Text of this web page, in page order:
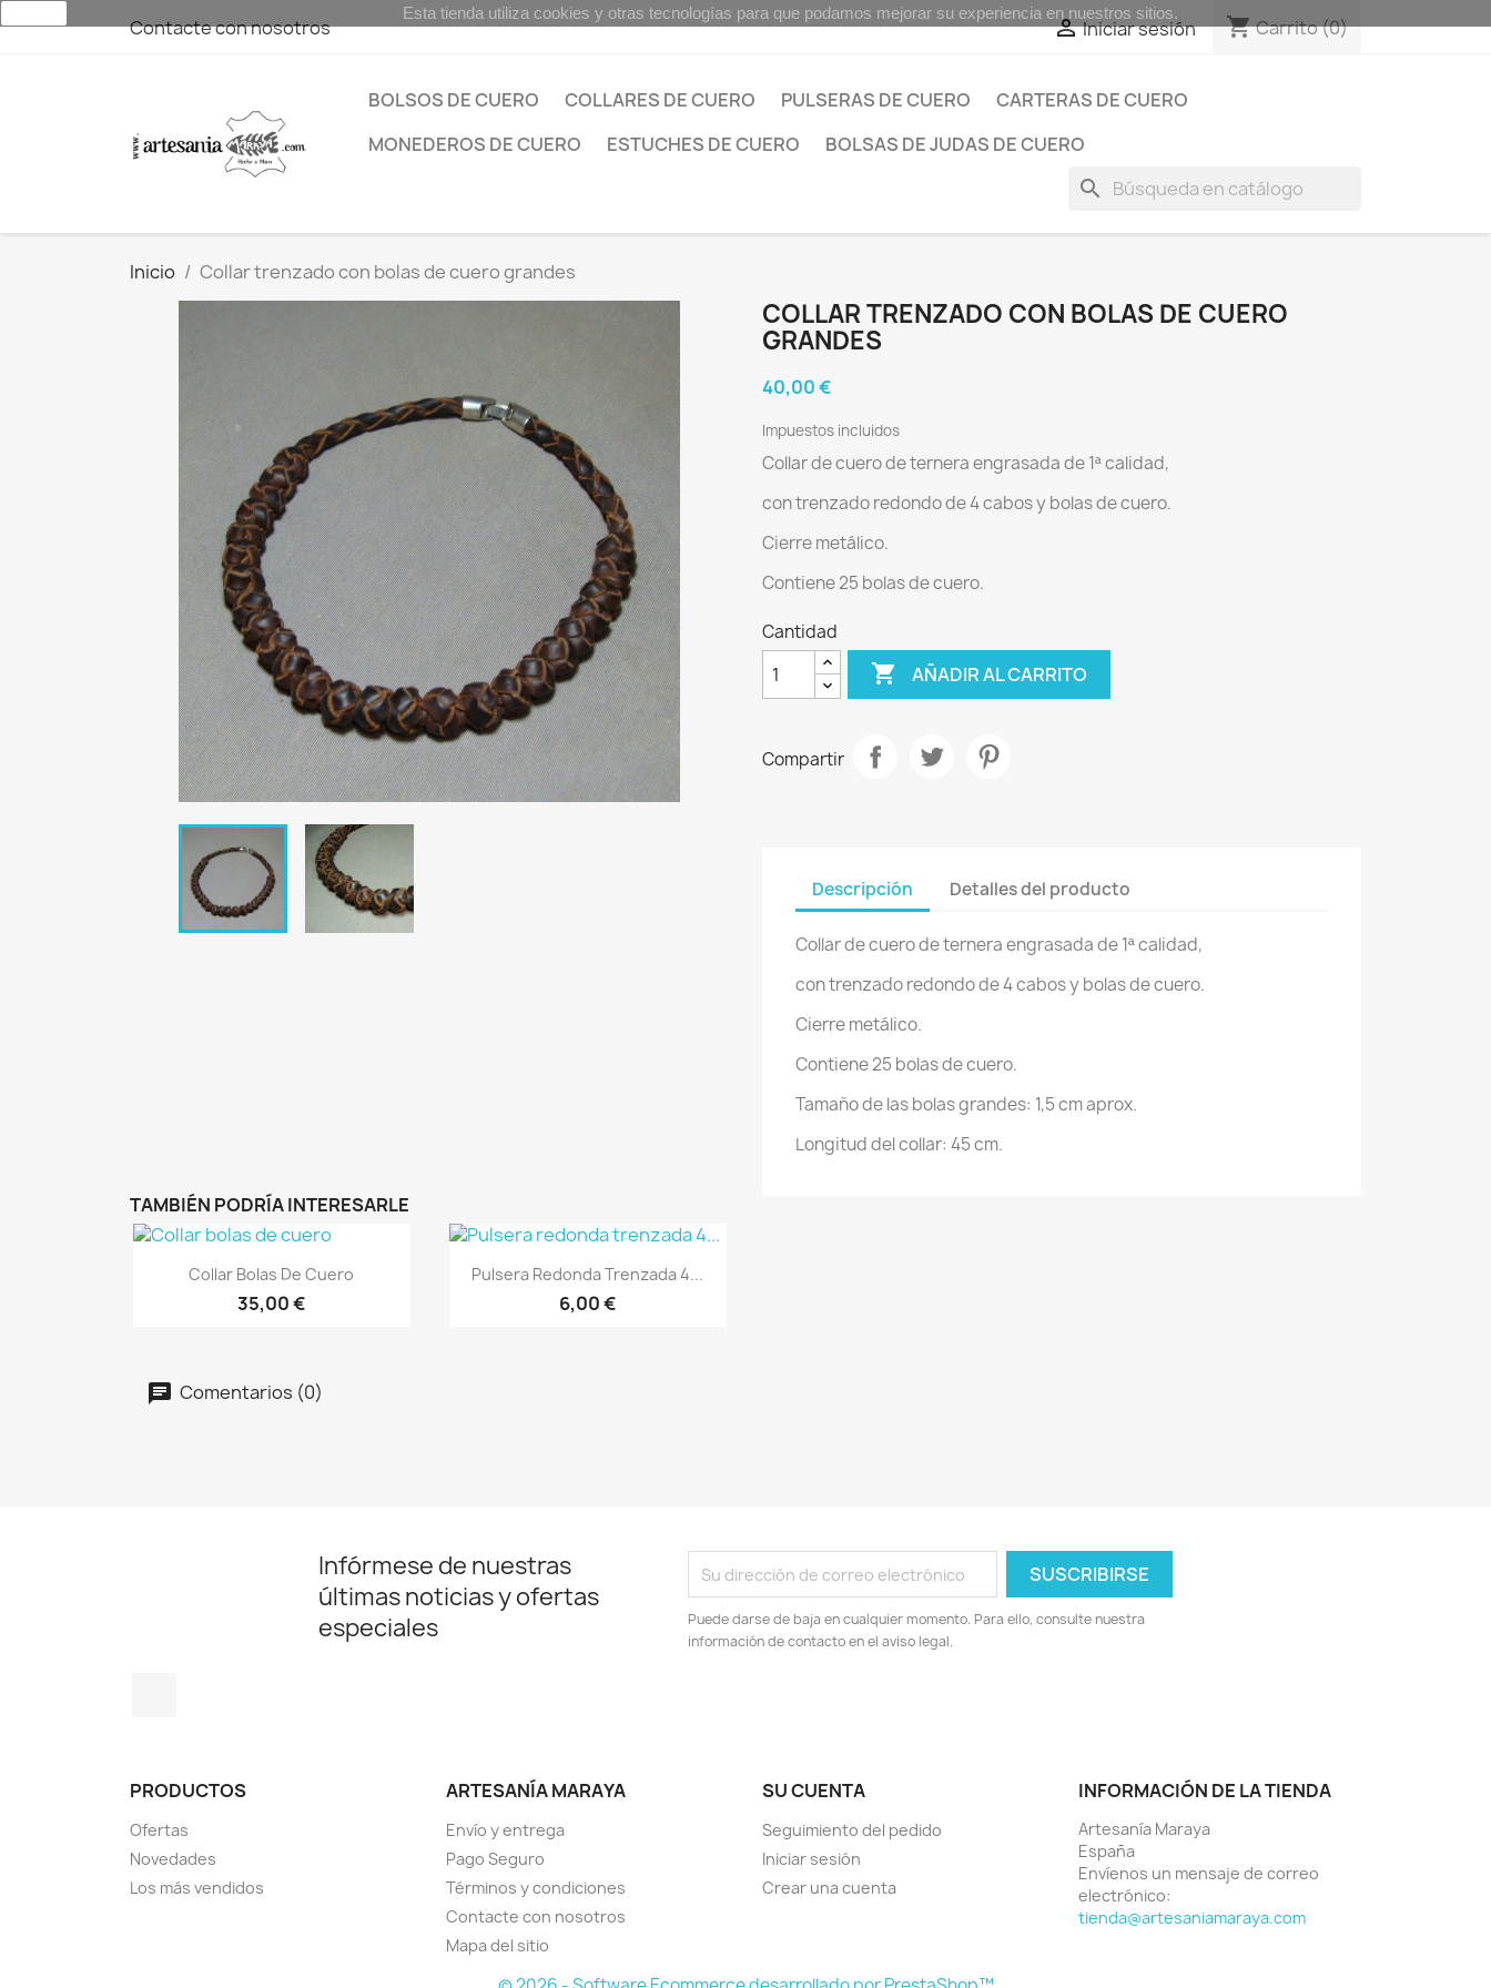
Contacte con nosotros Iniciar sesión shopping_cartCarrito(0)
BOLSOS DE CUERO COLLARES DE CUERO PULSERAS DE CUERO
CARTERAS DE CUERO
MONEDEROS DE CUERO
ESTUCHES DE CUERO BOLSAS DE JUDAS DE CUERO
search
Inicio Collar trenzado con bolas de cuero grandes
COLLAR TRENZADO CON BOLAS DE CUERO
GRANDES
40,00 €
Impuestos incluidos
Collar de cuero de ternera engrasada de 1ª calidad,
con trenzado redondo de 4 cabos y bolas de cuero.
Cierre metálico.
Contiene 25 bolas de cuero.
Cantidad
 AÑADIR AL CARRITO
Compartir
Descripción Detalles del producto
Collar de cuero de ternera engrasada de 1ª calidad,
con trenzado redondo de 4 cabos y bolas de cuero.
Cierre metálico.
Contiene 25 bolas de cuero.
Tamaño de las bolas grandes: 1,5 cm aprox.
Longitud del collar: 45 cm.
TAMBIÉN PODRÍA INTERESARLE
Vista rápida
Collar Bolas De Cuero
35,00 €
Vista rápida
Pulsera Redonda Trenzada 4...
6,00 €
Comentarios (0)
Infórmese de nuestras
últimas noticias y ofertas
especiales
Puede darse de baja en cualquier momento. Para ello, consulte nuestra
información de contacto en el aviso legal.
PRODUCTOS
Ofertas
Novedades
Los más vendidos
ARTESANÍA MARAYA
Envío y entrega
Pago Seguro
Términos y condiciones
Contacte con nosotros
Mapa del sitio
SU CUENTA
Seguimiento del pedido
Iniciar sesión
Crear una cuenta
INFORMACIÓN DE LA TIENDA
Artesanía Maraya
España
Envíenos un mensaje de correo
electrónico:
tienda@artesaniamaraya.com
Esta tienda utiliza cookies y otras tecnologías para que podamos mejorar su experiencia en nuestros sitios.